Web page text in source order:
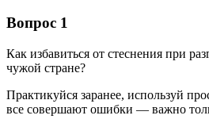
Вопрос 1
Как избавиться от стеснения при
чужой стране?
Практикуйся заранее, используй
все совершают ошибки — важно